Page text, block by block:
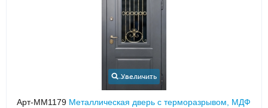
Увеличить
Арт-ММ1179 Металлическая дверь с терморазрывом, МДФ